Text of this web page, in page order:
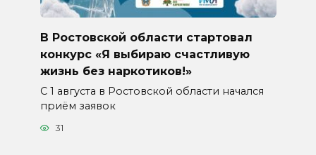
В Ростовской области стартовал
конкурс «Я выбираю счастливую
жизнь без наркотиков!»
С 1 августа в Ростовской области начался
приём заявок
31